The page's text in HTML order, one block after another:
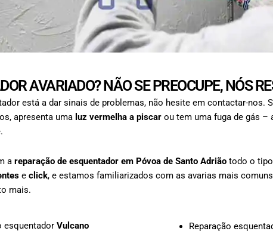
AVARIADO? NÃO SE PREOCUPE, NÓS
está a dar sinais de problemas, não hesite em contactar-nos.
apresenta uma luz vermelha a piscar ou tem uma fuga de gás –
a reparação de esquentador em Póvoa de Santo Adrião todo o
e click, e estamos familiarizados com as avarias mais
mais.
esquentador Vulcano
Reparação